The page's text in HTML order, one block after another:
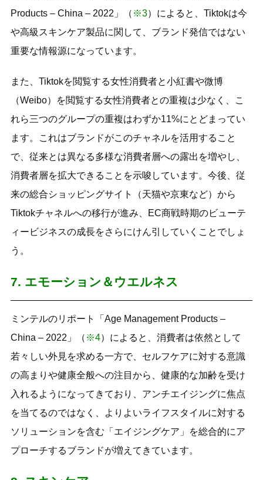
Products – China – 2022」（ ※3）によると、Tiktokは今
や高級スキンケア製品に関して、ブランド発信ではない
重要な情報源になっています。
また、Tiktokを閲覧する女性消費者と小紅書や微博
（Weibo）を閲覧する女性消費者との重複は少なく、こ
れら三つのグループの重複はわずか11%にとどまってい
ます。これはブランドがこのチャネルを活用すること
で、従来とは異なる多様な消費者層への露出を増やし、
消費者層を拡大できることを示唆しています。今後、従
来の総合ショッピングサイト（天猫や京東など）から
Tiktokチャネルへの移行が進み、EC商戦時期のビューテ
ィービジネスの成長をさらにけん引していくことでしょ
う。
7. エモーション＆ウエルネス
ミンテルのリポート「Age Management Products –
China – 2022」（ ※4）によると、消費者は依然として
若々しい外見を求める一方で、セルフケアに対する意識
の高まりや健康全般への注目から、健康的な加齢を受け
入れるようになってきており、アンチエイジングに焦点
を当てるのではなく、よりよいライフスタイルに対する
ソリューションを含む「エイジングケア」を総合的にア
プローチするブランドが増えてきています。